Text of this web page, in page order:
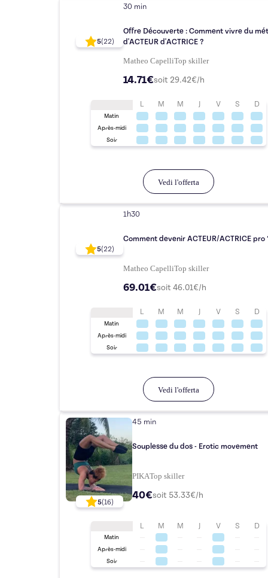
5(22)
30 min
Offre Découverte : Comment vivre du
d'ACTEUR d'ACTRICE ?
Matheo CapelliTop skiller
14.71€soit 29.42€/h
L M M J V S D
Matin
Après-midi
Soir
Vedi l'offerta
5(22)
1h30
Comment devenir ACTEUR/ACTRICE pro
Matheo CapelliTop skiller
69.01€soit 46.01€/h
L M M J V S D
Matin
Après-midi
Soir
Vedi l'offerta
5(16)
45 min
Souplesse du dos - Erotic movement
PIKATop skiller
40€soit 53.33€/h
L M M J V S D
Matin
Après-midi
Soir